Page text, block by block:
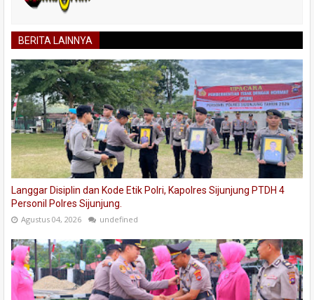
BERITA LAINNYA
Langgar Disiplin dan Kode Etik Polri, Kapolres Sijunjung PTDH 4
Personil Polres Sijunjung.
Agustus 04, 2026 undefined